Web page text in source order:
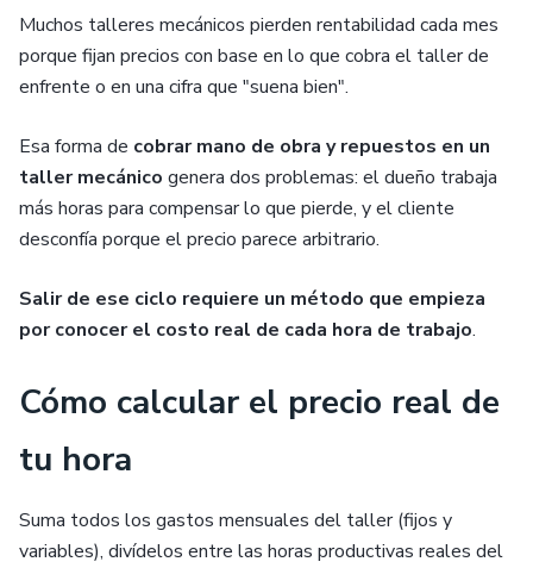
Muchos talleres mecánicos pierden rentabilidad cada mes
porque fijan precios con base en lo que cobra el taller de
enfrente o en una cifra que "suena bien".
Esa forma de cobrar mano de obra y repuestos en un
taller mecánico genera dos problemas: el dueño trabaja
más horas para compensar lo que pierde, y el cliente
desconfía porque el precio parece arbitrario.
Salir de ese ciclo requiere un método que empieza
por conocer el costo real de cada hora de trabajo.
Cómo calcular el precio real de
tu hora
Suma todos los gastos mensuales del taller (fijos y
variables), divídelos entre las horas productivas reales del